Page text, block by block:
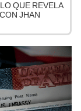
QUE REVELA
JHAN